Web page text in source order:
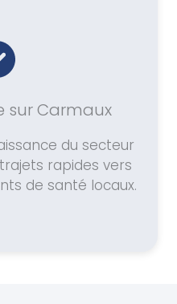
sur Carmaux
du secteur
rapides vers
de santé locaux.